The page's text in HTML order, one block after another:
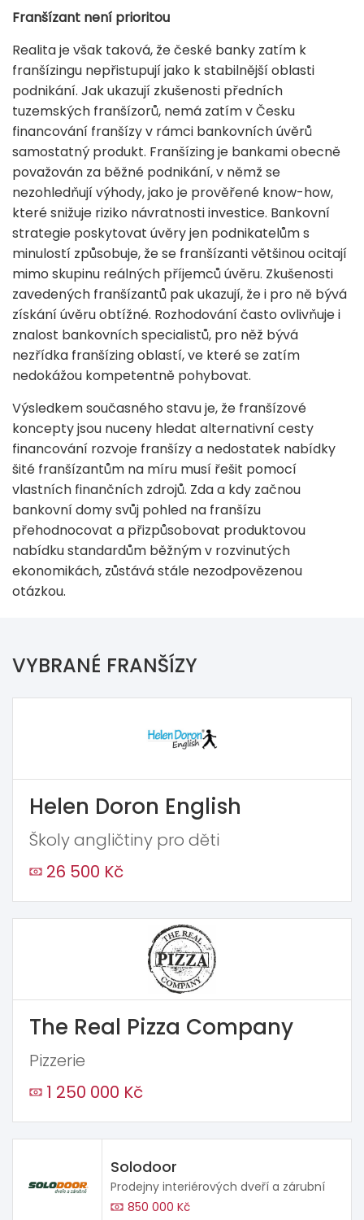
Franšízant není prioritou
Realita je však taková, že české banky zatím k
franšízingu nepřistupují jako k stabilnější oblasti
podnikání. Jak ukazují zkušenosti předních
tuzemských franšízorů, nemá zatím v Česku
financování franšízy v rámci bankovních úvěrů
samostatný produkt. Franšízing je bankami obecně
považován za běžné podnikání, v němž se
nezohledňují výhody, jako je prověřené know-how,
které snižuje riziko návratnosti investice. Bankovní
strategie poskytovat úvěry jen podnikatelům s
minulostí způsobuje, že se franšízanti většinou ocitají
mimo skupinu reálných příjemců úvěru. Zkušenosti
zavedených franšízantů pak ukazují, že i pro ně bývá
získání úvěru obtížné. Rozhodování často ovlivňuje i
znalost bankovních specialistů, pro něž bývá
nezřídka franšízing oblastí, ve které se zatím
nedokážou kompetentně pohybovat.
Výsledkem současného stavu je, že franšízové
koncepty jsou nuceny hledat alternativní cesty
financování rozvoje franšízy a nedostatek nabídky
šité franšízantům na míru musí řešit pomocí
vlastních finančních zdrojů. Zda a kdy začnou
bankovní domy svůj pohled na franšízu
přehodnocovat a přizpůsobovat produktovou
nabídku standardům běžným v rozvinutých
ekonomikách, zůstává stále nezodpovězenou
otázkou.
VYBRANÉ FRANŠÍZY
Helen Doron English
Školy angličtiny pro děti
26 500 Kč
The Real Pizza Company
Pizzerie
1 250 000 Kč
Solodoor
Prodejny interiérových dveří a zárubní
850 000 Kč